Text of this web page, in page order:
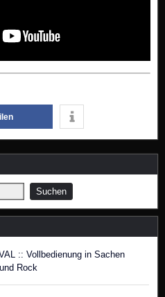
:: Vollbedienung in Sachen
Rock